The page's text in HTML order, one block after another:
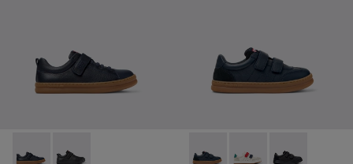
Runner - K800319-006 - Blaue Sneaker aus Leder und
Runner - K800319-001 - Schwarze Sneaker aus
Runner - K800652-003 -
Runner - K800652-
Runner -